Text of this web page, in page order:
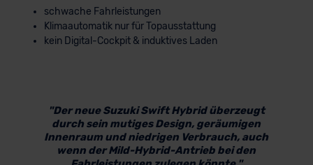
schwache Fahrleistungen
Klimaautomatik nur für Topausstattung
kein Digital-Cockpit & induktives Laden
"Der neue Suzuki Swift Hybrid überzeugt
durch sein mutiges Design, geräumigen
Innenraum und niedrigen Verbrauch, auch
wenn der Mild-Hybrid-Antrieb bei den